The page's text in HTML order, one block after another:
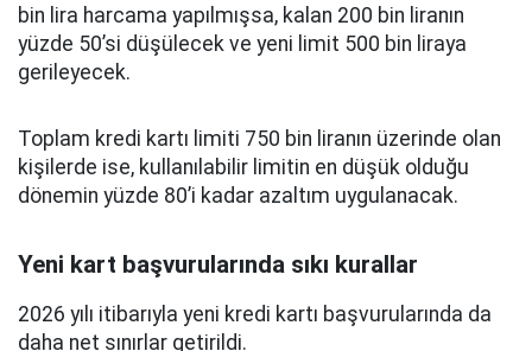
bin lira harcama yapılmışsa, kalan 200 bin liranın
yüzde 50’si düşülecek ve yeni limit 500 bin liraya
gerileyecek.
Toplam kredi kartı limiti 750 bin liranın üzerinde olan
kişilerde ise, kullanılabilir limitin en düşük olduğu
dönemin yüzde 80’i kadar azaltım uygulanacak.
Yeni kart başvurularında sıkı kurallar
2026 yılı itibarıyla yeni kredi kartı başvurularında da
daha net sınırlar getirildi.